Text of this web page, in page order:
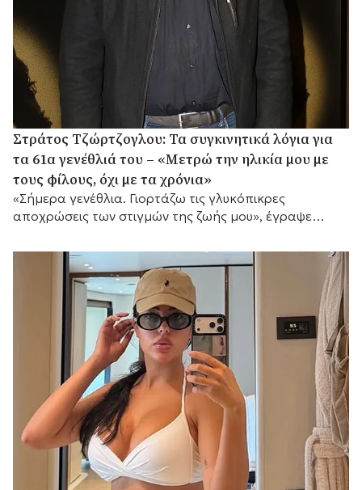
Στράτος Τζώρτζογλου: Τα συγκινητικά λόγια για
τα 61α γενέθλιά του – «Μετρώ την ηλικία μου με
τους φίλους, όχι με τα χρόνια»
«Σήμερα γενέθλια. Γιορτάζω τις γλυκόπικρες
αποχρώσεις των στιγμών της ζωής μου», έγραψε